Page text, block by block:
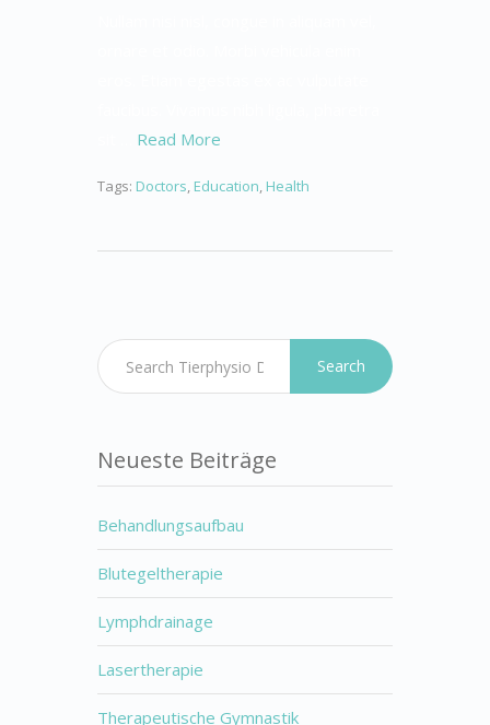
Read More
Tags: Doctors, Education, Health
Search
Neueste Beiträge
Behandlungsaufbau
Blutegeltherapie
Lymphdrainage
Lasertherapie
Therapeutische Gymnastik